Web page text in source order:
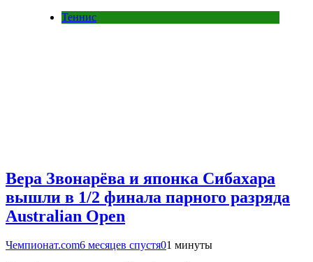
Теннис
Вера Звонарёва и японка Сибахара
вышли в 1/2 финала парного разряда
Australian Open
Чемпионат.com6 месяцев спустя01 минуты